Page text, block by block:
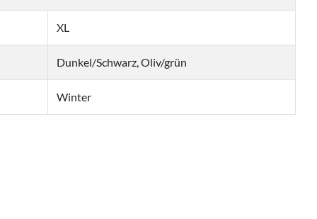
XL
Dunkel/Schwarz, Oliv/grün
Winter